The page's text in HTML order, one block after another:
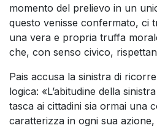
momento del prelievo in un
questo venisse confermato, ci
una vera e propria truffa
che, con senso civico,
Pais accusa la sinistra di
logica: «L’abitudine della
tasca ai cittadini sia ormai una
caratterizza in ogni sua